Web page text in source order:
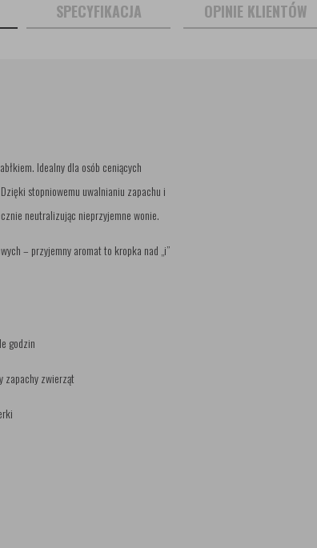
SPECYFIKACJA OPINIE KLIENTÓW
Idealny dla osób ceniących
stopniowemu uwalnianiu zapachu i
neutralizując nieprzyjemne wonie.
– przyjemny aromat to kropka nad „i”
godzin
zapachy zwierząt